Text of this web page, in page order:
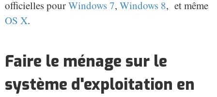
officielles pourWindows 7, Windows 8, et même
OS X.
Faire le ménage sur le
système d'exploitation en